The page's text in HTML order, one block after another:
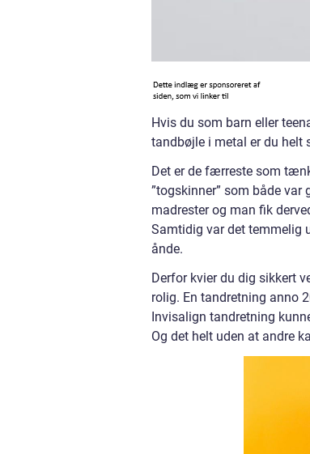
Hvis du som barn eller
tandbøjle i metal er du helt
Det er de færreste som
”togskinner” som både
madrester og man fik
Samtidig var det temmelig
ånde.
Derfor kvier du dig sikkert
rolig. En tandretning anno
Invisalign tandretning
Og det helt uden at andre